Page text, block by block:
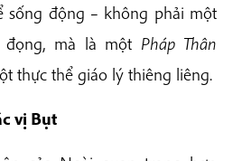
sống động – không phải một
mà là một Pháp Thân
thực thể giáo lý thiêng liêng.
vị Bụt